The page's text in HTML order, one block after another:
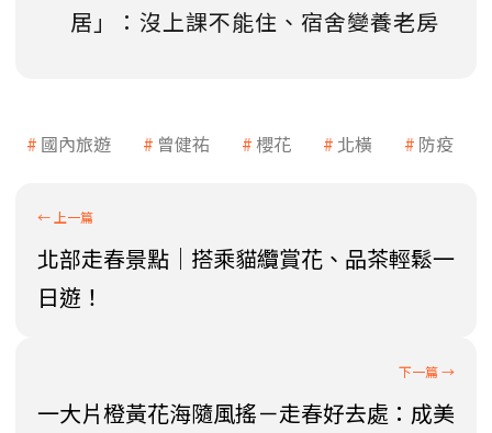
居」：沒上課不能住、宿舍變養老房
國內旅遊 曾健祐 櫻花 北橫 防疫
北部走春景點｜搭乘貓纜賞花、品茶輕鬆一
日遊！
一大片橙黃花海隨風搖－走春好去處：成美